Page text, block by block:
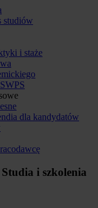
studiów
i staże
dla kandydatów
Studia i szkolenia